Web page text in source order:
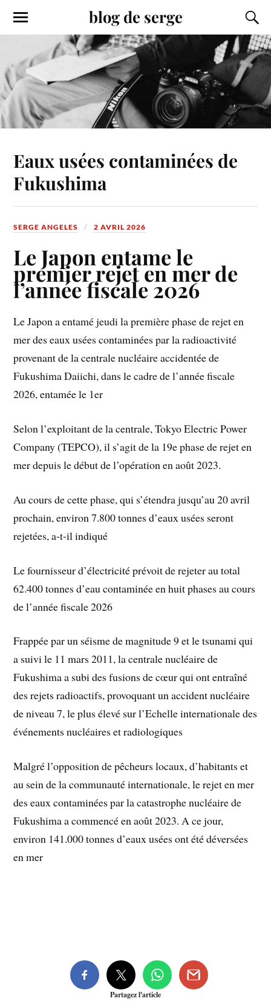
blog de serge
Eaux usées contaminées de
Fukushima
SERGE ANGELES 2 AVRIL 2026
Le Japon entame le
premier rejet en mer de
l’année fiscale 2026
Le Japon a entamé jeudi la première phase de rejet en
mer des eaux usées contaminées par la radioactivité
provenant de la centrale nucléaire accidentée de
Fukushima Daiichi, dans le cadre de l’année fiscale
2026, entamée le 1er
Selon l’exploitant de la centrale, Tokyo Electric Power
Company (TEPCO), il s’agit de la 19e phase de rejet en
mer depuis le début de l’opération en août 2023.
Au cours de cette phase, qui s’étendra jusqu’au 20 avril
prochain, environ 7.800 tonnes d’eaux usées seront
rejetées, a-t-il indiqué
Le fournisseur d’électricité prévoit de rejeter au total
62.400 tonnes d’eau contaminée en huit phases au cours
de l’année fiscale 2026
Frappée par un séisme de magnitude 9 et le tsunami qui
a suivi le 11 mars 2011, la centrale nucléaire de
Fukushima a subi des fusions de cœur qui ont entraîné
des rejets radioactifs, provoquant un accident nucléaire
de niveau 7, le plus élevé sur l’Echelle internationale des
événements nucléaires et radiologiques
Malgré l’opposition de pêcheurs locaux, d’habitants et
au sein de la communauté internationale, le rejet en mer
des eaux contaminées par la catastrophe nucléaire de
Fukushima a commencé en août 2023. A ce jour,
environ 141.000 tonnes d’eaux usées ont été déversées
en mer
Partagez l'article